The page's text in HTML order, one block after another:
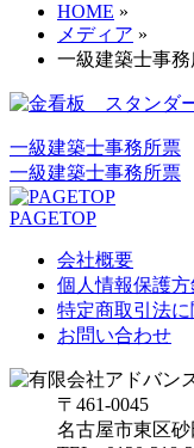
HOME »
メディア »
一級建築士事
一級建築士事務所票
一級建築士事務所票
PAGETOP
会社概要
個人情報保護
特定商取引法
お問い合わせ
〒461-0045
名古屋市東区砂